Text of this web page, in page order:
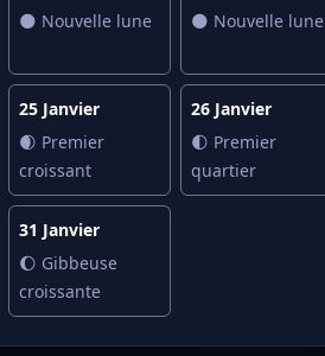
🌑 Nouvelle lune
🌑 Nouvelle lune
25 Janvier
🌒 Premier
croissant
26 Janvier
🌓 Premier
quartier
31 Janvier
🌔 Gibbeuse
croissante